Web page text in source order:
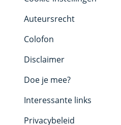
Auteursrecht
Colofon
Disclaimer
Doe je mee?
Interessante links
Privacybeleid